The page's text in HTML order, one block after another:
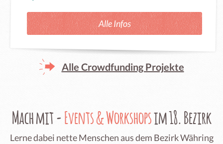
Alle Infos
Alle Crowdfunding Projekte
Mach mit -Events & Workshopsim 18. Bezirk
Lerne dabei nette Menschen aus dem Bezirk Währing